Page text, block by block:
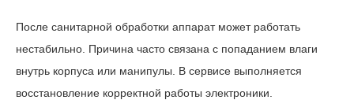
После санитарной обработки аппарат может работать
нестабильно. Причина часто связана с попаданием влаги
внутрь корпуса или манипулы. В сервисе выполняется
восстановление корректной работы электроники.